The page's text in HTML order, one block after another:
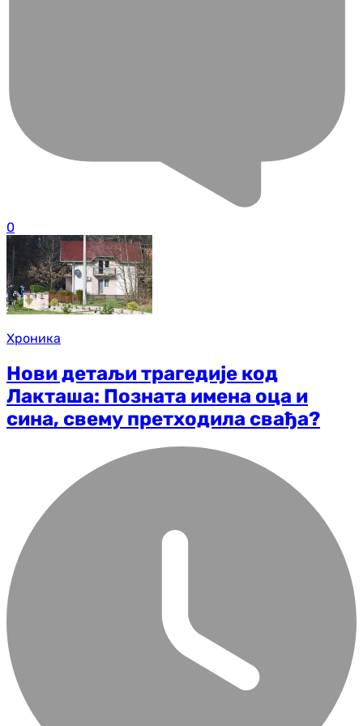
0
Хроника
Нови детаљи трагедије код
Лакташа: Позната имена оца и
сина, свему претходила свађа?